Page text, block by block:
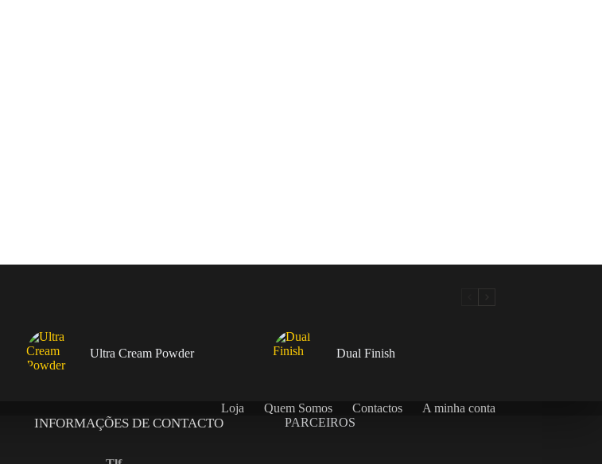
Ultra Cream Powder Dual Finish
Loja Quem Somos Contactos
A minha conta
INFORMAÇÕES DE CONTACTO PARCEIROS